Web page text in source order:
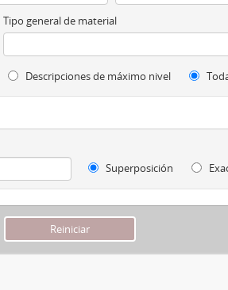
Tipo general de material
Descripciones de máximo nivel
Superposición